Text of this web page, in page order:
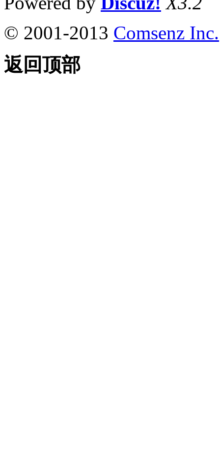
© 2001-2013 Comsenz Inc.
返回顶部